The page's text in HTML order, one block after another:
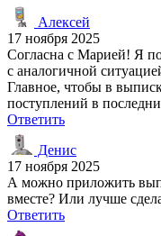
Алексей
17 ноября 2025
Согласна с Марией! Я
с аналогичной
Главное, чтобы в
поступлений в
Ответить
Денис
17 ноября 2025
А можно приложить
вместе? Или лучше
Ответить